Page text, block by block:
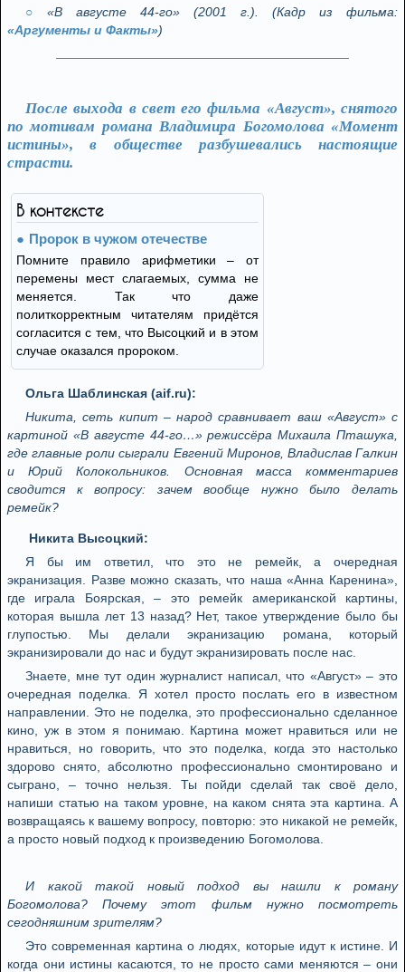
«В августе 44-го» (2001 г.). (Кадр из фильма:
«Аргументы и Факты»)
После выхода в свет его фильма «Август», снятого
по мотивам романа Владимира Богомолова «Момент
истины», в обществе разбушевались настоящие
страсти.
В контексте
Пророк в чужом отечестве
Помните правило арифметики – от
перемены мест слагаемых, сумма не
меняется. Так что даже
политкорректным читателям придётся
согласится с тем, что Высоцкий и в этом
случае оказался пророком.
Ольга Шаблинская (aif.ru):
Никита, сеть кипит – народ сравнивает ваш «Август» с
картиной «В августе 44-го…» режиссёра Михаила Пташука,
где главные роли сыграли Евгений Миронов, Владислав Галкин
и Юрий Колокольников. Основная масса комментариев
сводится к вопросу: зачем вообще нужно было делать
ремейк?
Никита Высоцкий:
Я бы им ответил, что это не ремейк, а очередная
экранизация. Разве можно сказать, что наша «Анна Каренина»,
где играла Боярская, – это ремейк американской картины,
которая вышла лет 13 назад? Нет, такое утверждение было бы
глупостью. Мы делали экранизацию романа, который
экранизировали до нас и будут экранизировать после нас.
Знаете, мне тут один журналист написал, что «Август» – это
очередная поделка. Я хотел просто послать его в известном
направлении. Это не поделка, это профессионально сделанное
кино, уж в этом я понимаю. Картина может нравиться или не
нравиться, но говорить, что это поделка, когда это настолько
здорово снято, абсолютно профессионально смонтировано и
сыграно, – точно нельзя. Ты пойди сделай так своё дело,
напиши статью на таком уровне, на каком снята эта картина. А
возвращаясь к вашему вопросу, повторю: это никакой не ремейк,
а просто новый подход к произведению Богомолова.
И какой такой новый подход вы нашли к роману
Богомолова? Почему этот фильм нужно посмотреть
сегодняшним зрителям?
Это современная картина о людях, которые идут к истине. И
когда они истины касаются, то не просто сами меняются – они